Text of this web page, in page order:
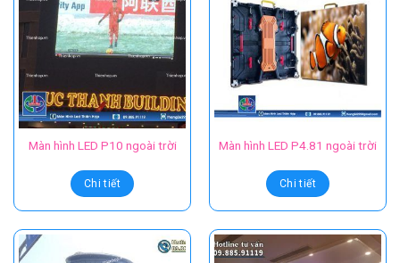
Màn hình LED P10 ngoài trời
Chi tiết
Màn hình LED P4.81 ngoài trời
Chi tiết